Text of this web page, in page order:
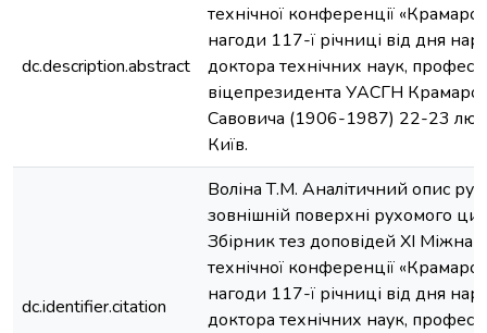
dc.description.abstract
технічної конференції
нагоди 117-ї річниці від дня
доктора технічних наук,
віцепрезидента УАСГН
Савовича (1906-1987) 22-23
Київ.
dc.identifier.citation
Воліна Т.М. Аналітичний опис
зовнішній поверхні рухомого
Збірник тез доповідей ХI
технічної конференції
нагоди 117-ї річниці від дня
доктора технічних наук,